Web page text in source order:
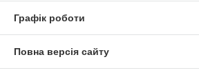
Графік роботи
Повна версія сайту